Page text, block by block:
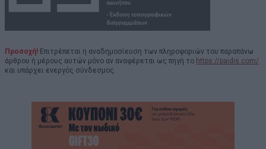
Προσοχή! Επιτρέπεται η αναδημοσίευση των πληροφοριών του παραπάνω
άρθρου ή μέρους αυτών μόνο αν αναφέρεται ως πηγή το https://paidis.com/
και υπάρχει ενεργός σύνδεσμος.